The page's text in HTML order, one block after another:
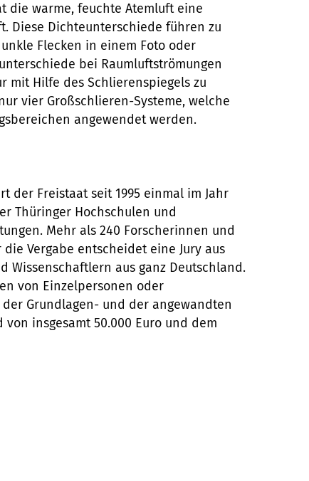
die warme, feuchte Atemluft eine
Diese Dichteunterschiede führen zu
Flecken in einem Foto oder
bei Raumluftströmungen
mit Hilfe des Schlierenspiegels zu
vier Großschlieren-Systeme, welche
angewendet werden.
der Freistaat seit 1995 einmal im Jahr
Thüringer Hochschulen und
Mehr als 240 Forscherinnen und
Vergabe entscheidet eine Jury aus
Wissenschaftlern aus ganz Deutschland.
von Einzelpersonen oder
Grundlagen- und der angewandten
insgesamt 50.000 Euro und dem